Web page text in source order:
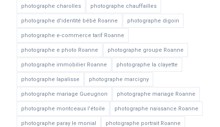
photographe charolles photographe chauffailles
photographe d'identité bébé Roanne photographe digoin
photographe e-commerce tarif Roanne
photographe e photo Roanne photographe groupe Roanne
photographe immobilier Roanne photographe la clayette
photographe lapalisse photographe marcigny
photographe mariage Gueugnon photographe mariage Roanne
photographe montceaux l'étoile photographe naissance Roanne
photographe paray le monial photographe portrait Roanne